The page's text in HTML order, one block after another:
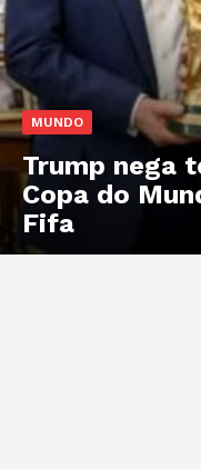
MUNDO
Trump nega
Copa do
Fifa